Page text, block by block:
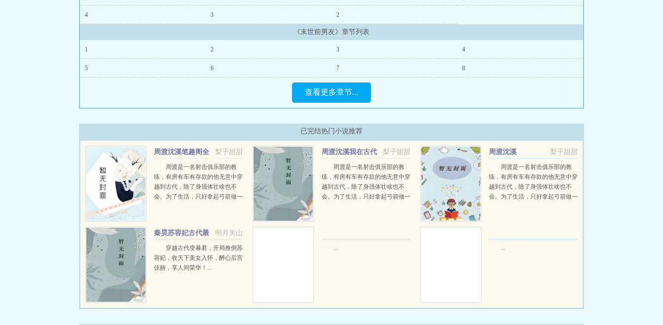
4 3 2
《末世前男友》章节列表
1 2 3 4
5 6 7 8
查看更多章节...
已完结热门小说推荐
梨子甜甜
周渡沈溪笔趣阁全
文免费阅读
周渡是一名射击俱乐部的教
练，有房有车有存款的他无意中穿
越到古代，除了身强体壮啥也不
会。为了生活，只好拿起弓箭做一
渡看着山下的寥寥炊烟，以及那...
梨子甜甜
周渡沈溪我在古代
当猎户小说免费在线阅读
周渡是一名射击俱乐部的教
练，有房有车有存款的他无意中穿
越到古代，除了身强体壮啥也不
会。为了生活，只好拿起弓箭做一
梨子甜甜
周渡沈溪
周渡是一名射击俱乐部的教
练，有房有车有存款的他无意中穿
越到古代，除了身强体壮啥也不
会。为了生活，只好拿起弓箭做一
明月关山
秦昊苏容妃古代最
强昏君最新章节在线阅读
穿越古代变暴君，开局推倒苏
容妃，收天下美女入怀，醉心后宫
佳丽，享人间荣华！...
... ...